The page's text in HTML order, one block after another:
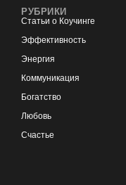
РУБРИКИ
Статьи о Коучинге
Эффективность
Энергия
Коммуникация
Богатство
Любовь
Счастье